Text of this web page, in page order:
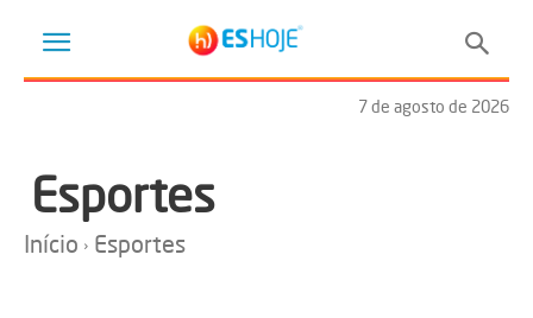
7 de agosto de 2026
Esportes
Início Esportes